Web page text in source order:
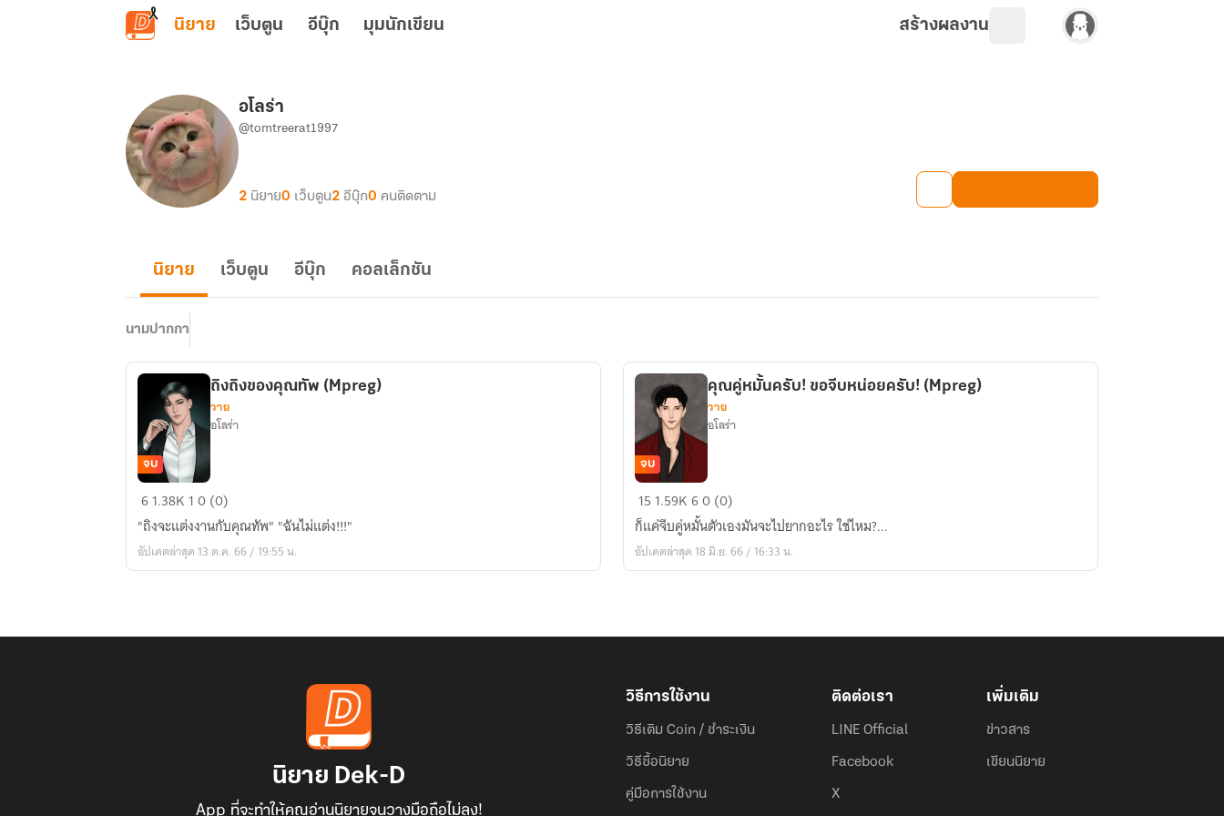
ข้ามไปยังเนื้อหาหลัก
นิยาย เว็บตูน อีบุ๊ก มุมนักเขียน สร้างผลงาน
อโลร่า
@tomtreerat1997
2 นิยาย0 เว็บตูน2 อีบุ๊ก0 คนติดตาม
นิยาย เว็บตูน อีบุ๊ก คอลเล็กชัน
นามปากกา
ถิงถิง
ของ
คุณ
ทัพ
จบ
ถิงถิงของคุณทัพ (Mpreg)
วาย
อโลร่า
61.38K 10 (0)
"ถิงจะแต่งงานกับคุณทัพ" "ฉันไม่แต่ง!!!"
อัปเดตล่าสุด 13 ต.ค. 66 / 19:55 น.
คุณ
คู่
หมั้น
ครับ!
จบ
คุณคู่หมั้นครับ! ขอจีบหน่อยครับ! (Mpreg)
วาย
อโลร่า
15 1.59K60 (0)
ก็แค่จีบคู่หมั้นตัวเองมันจะไปยากอะไร ใช่ไหม?...
อัปเดตล่าสุด 18 มิ.ย. 66 / 16:33 น.
นิยาย Dek-D
App ที่จะทำให้คุณอ่านนิยายจนวางมือถือไม่ลง!
วิธีการใช้งาน
วิธีเติม Coin / ชำระเงิน
วิธีซื้อนิยาย
คู่มือการใช้งาน
ติดต่อเรา
LINE Official
Facebook
X
เพิ่มเติม
ข่าวสาร
เขียนนิยาย